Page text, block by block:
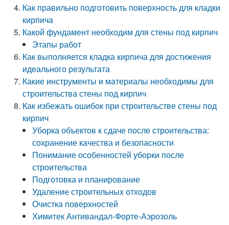
Как правильно подготовить поверхность для кладки
кирпича
Какой фундамент необходим для стены под кирпич
Этапы работ
Как выполняется кладка кирпича для достижения
идеального результата
Какие инструменты и материалы необходимы для
строительства стены под кирпич
Как избежать ошибок при строительстве стены под
кирпич
Уборка объектов к сдаче после строительства:
сохранение качества и безопасности
Понимание особенностей уборки после
строительства
Подготовка и планирование
Удаление строительных отходов
Очистка поверхностей
Химитек Антивандал-Форте-Аэрозоль